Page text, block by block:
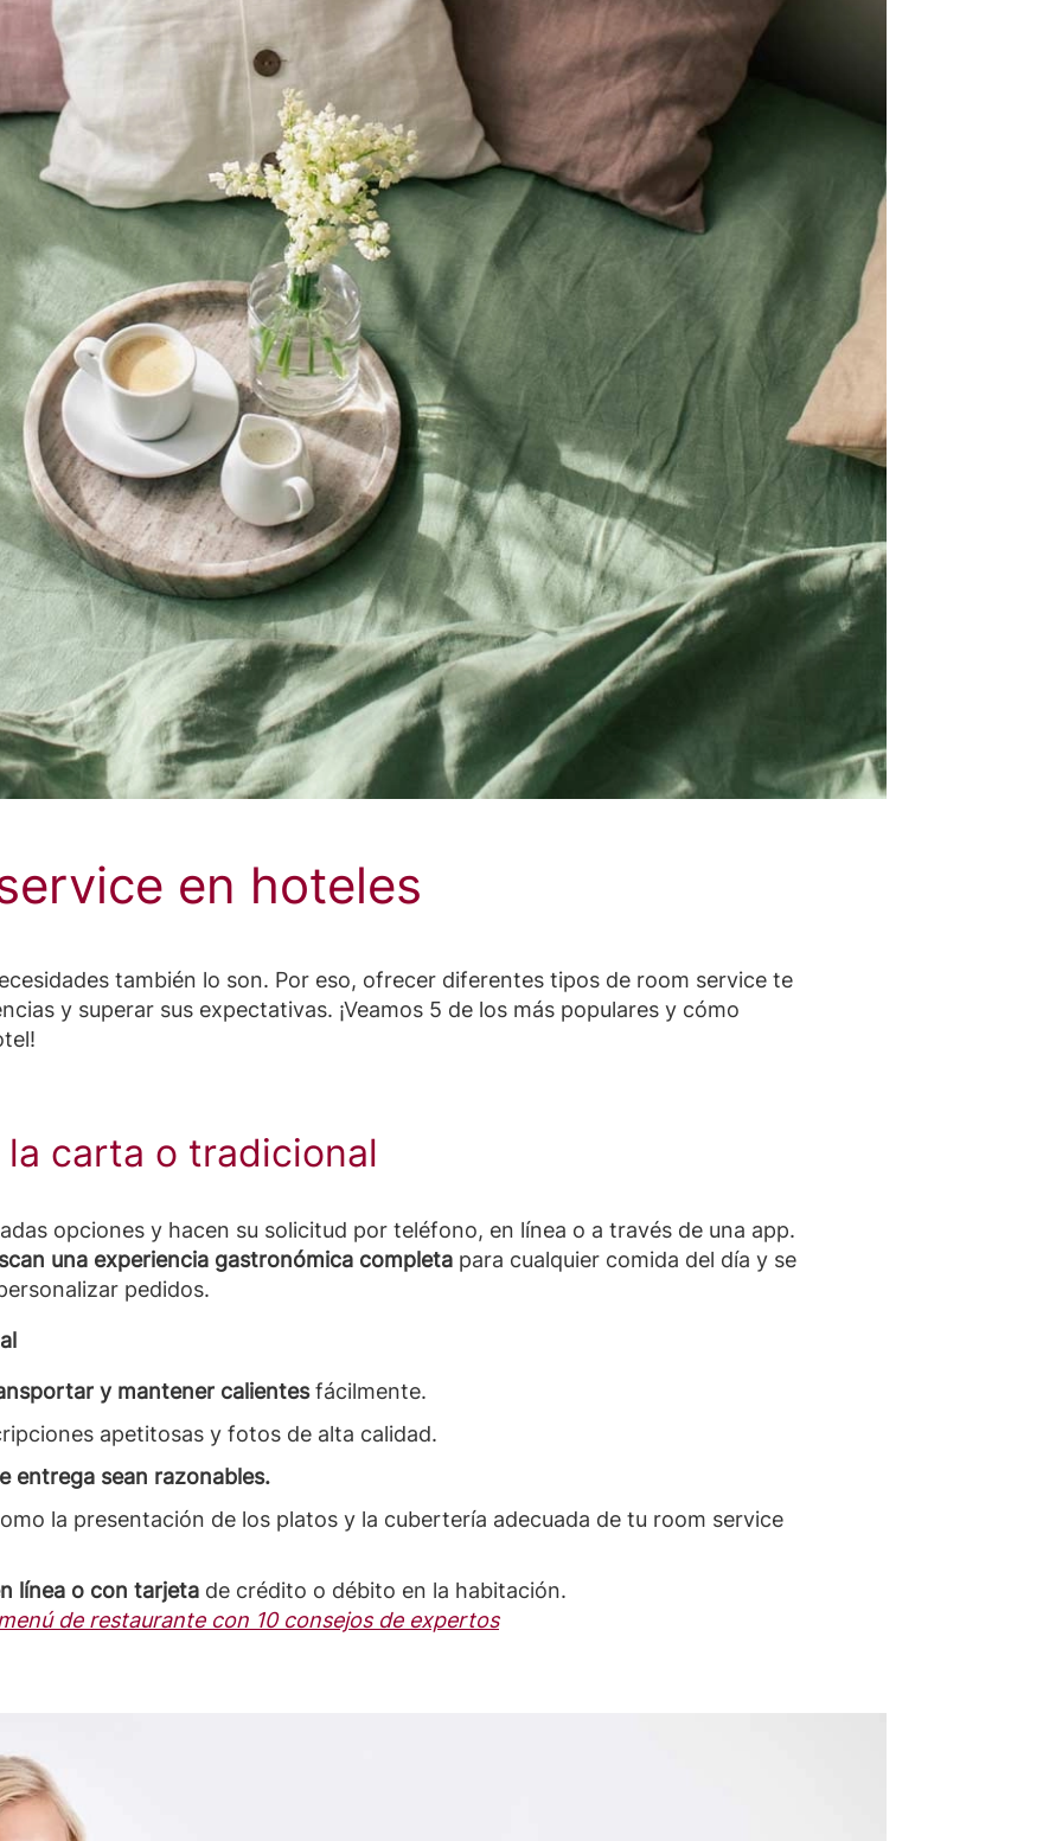
en hoteles
también lo son. Por eso, ofrecer diferentes tipos de room service te
y superar sus expectativas. ¡Veamos 5 de los más populares y cómo
la carta o tradicional
opciones y hacen su solicitud por teléfono, en línea o a través de una app.
una experiencia gastronómica completa para cualquier comida del día y se
pedidos.
y mantener calientesfácilmente.
apetitosas y fotos de alta calidad.
entrega sean razonables.
la presentación de los platos y la cubertería adecuada de tu room service
línea o con tarjeta de crédito o débito en la habitación.
de restaurante con 10 consejos de expertos